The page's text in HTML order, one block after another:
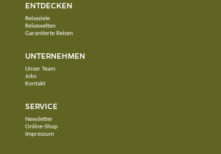
ENTDECKEN
Reiseziele
Reisewelten
Garantierte Reisen
UNTERNEHMEN
Unser Team
Jobs
Kontakt
SERVICE
Newsletter
Online-Shop
Impressum